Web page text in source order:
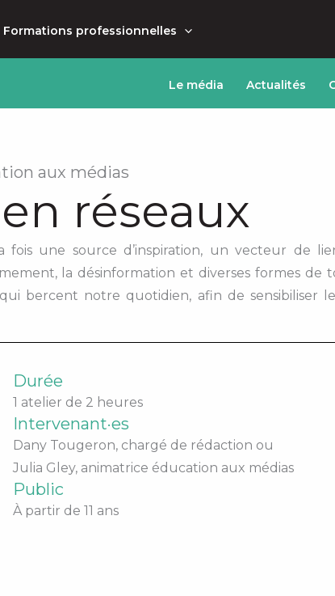
Formations professionnelles
Le média Actualités
aux médias
réseaux
une source d’inspiration, un vecteur de
la désinformation et diverses formes de
bercent notre quotidien, afin de sensibiliser
Durée
1 atelier de 2 heures
Intervenant·es
Dany Tougeron, chargé de rédaction ou
Julia Gley, animatrice éducation aux médias
Public
À partir de 11 ans